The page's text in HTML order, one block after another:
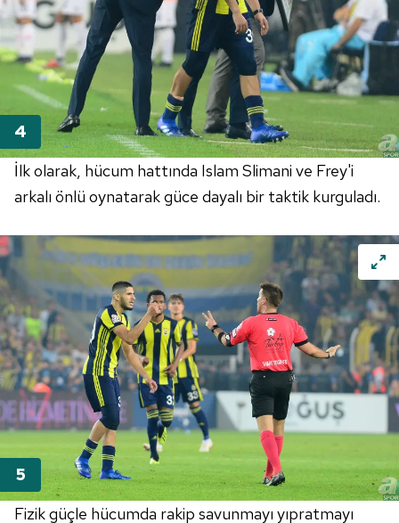
İlk olarak, hücum hattında Islam Slimani ve Frey'i
arkalı önlü oynatarak güce dayalı bir taktik kurguladı.
Fizik güçle hücumda rakip savunmayı yıpratmayı